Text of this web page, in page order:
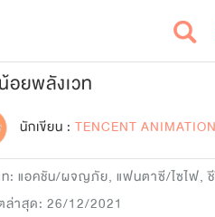
อยพลังเวท
นักเขียน : TENCENT ANIMATION &
ท:แอคชัน/ผจญภัย,แฟนตาซี/ไซไฟ,
ล่าสุด: 26/12/2021